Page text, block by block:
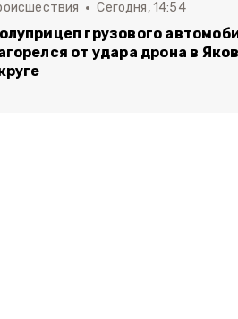
Сегодня, 14:54
грузового
от удара дрона в